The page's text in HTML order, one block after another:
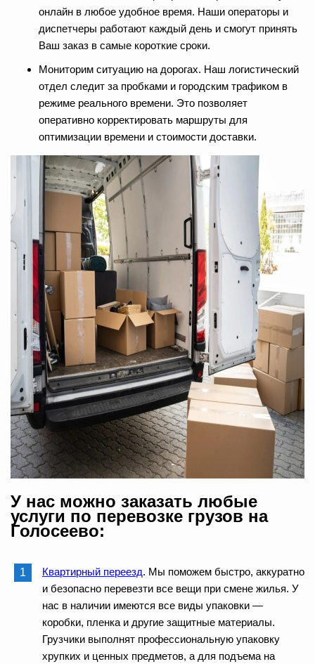
онлайн в любое удобное время. Наши операторы и
диспетчеры работают каждый день и смогут принять
Ваш заказ в самые короткие сроки.
Мониторим ситуацию на дорогах. Наш логистический
отдел следит за пробками и городским трафиком в
режиме реального времени. Это позволяет
оперативно корректировать маршруты для
оптимизации времени и стоимости доставки.
У нас можно заказать любые
услуги по перевозке грузов на
Голосеево:
Квартирный переезд. Мы поможем быстро, аккуратно
и безопасно перевезти все вещи при смене жилья. У
нас в наличии имеются все виды упаковки —
коробки, пленка и другие защитные материалы.
Грузчики выполнят профессиональную упаковку
хрупких и ценных предметов, а для подъема на